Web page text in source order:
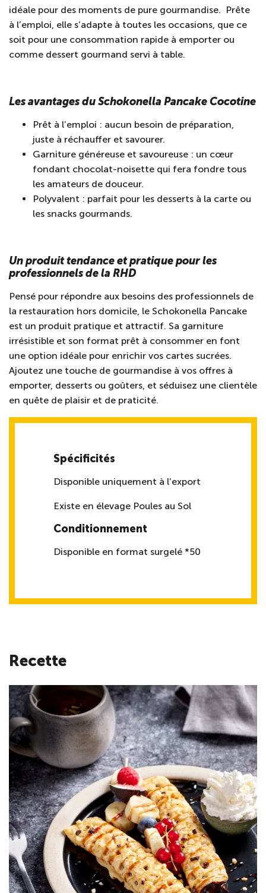
idéale pour des moments de pure gourmandise. Prête
à l’emploi, elle s’adapte à toutes les occasions, que ce
soit pour une consommation rapide à emporter ou
comme dessert gourmand servi à table.
Les avantages du Schokonella Pancake Cocotine
Prêt à l’emploi : aucun besoin de préparation,
juste à réchauffer et savourer.
Garniture généreuse et savoureuse : un cœur
fondant chocolat-noisette qui fera fondre tous
les amateurs de douceur.
Polyvalent : parfait pour les desserts à la carte ou
les snacks gourmands.
Un produit tendance et pratique pour les
professionnels de la RHD
Pensé pour répondre aux besoins des professionnels de
la restauration hors domicile, le Schokonella Pancake
est un produit pratique et attractif. Sa garniture
irrésistible et son format prêt à consommer en font
une option idéale pour enrichir vos cartes sucrées.
Ajoutez une touche de gourmandise à vos offres à
emporter, desserts ou goûters, et séduisez une clientèle
en quête de plaisir et de praticité.
Spécificités
Disponible uniquement à l’export
Existe en élevage Poules au Sol
Conditionnement
Disponible en format surgelé *50
Recette